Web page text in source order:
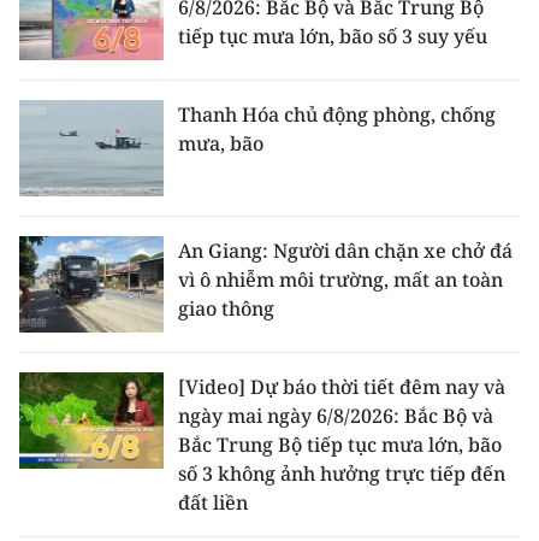
6/8/2026: Bắc Bộ và Bắc Trung Bộ
tiếp tục mưa lớn, bão số 3 suy yếu
Thanh Hóa chủ động phòng, chống
mưa, bão
An Giang: Người dân chặn xe chở đá
vì ô nhiễm môi trường, mất an toàn
giao thông
[Video] Dự báo thời tiết đêm nay và
ngày mai ngày 6/8/2026: Bắc Bộ và
Bắc Trung Bộ tiếp tục mưa lớn, bão
số 3 không ảnh hưởng trực tiếp đến
đất liền